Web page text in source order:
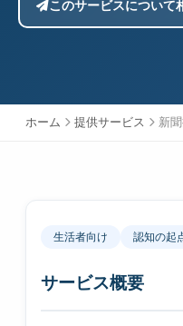
このサービスについて
ホーム 提供サービス 新
生活者向け 認知の起
サービス概要